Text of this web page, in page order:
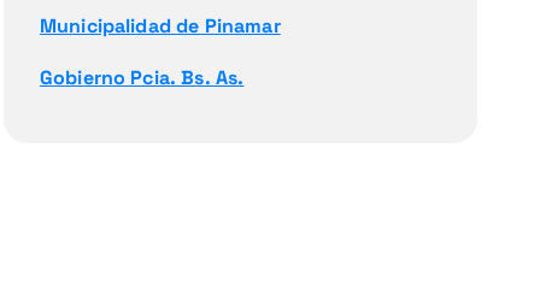
Municipalidad de Pinamar
Gobierno Pcia. Bs. As.